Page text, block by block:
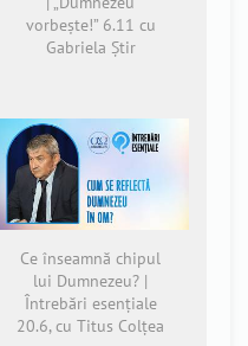
vorbește!” 6.11 cu
Gabriela Știr
Ce înseamnă chipul
lui Dumnezeu? |
Întrebări esențiale
20.6, cu Titus Colțea